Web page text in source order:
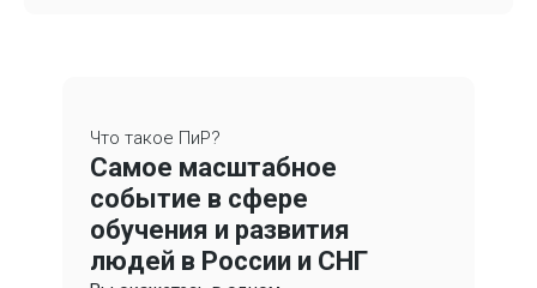
Что такое ПиР?
Самое масштабное
событие в сфере
обучения и развития
людей в России и СНГ